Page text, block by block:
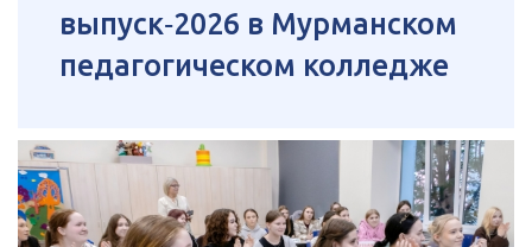
выпуск‑2026 в Мурманском
педагогическом колледже